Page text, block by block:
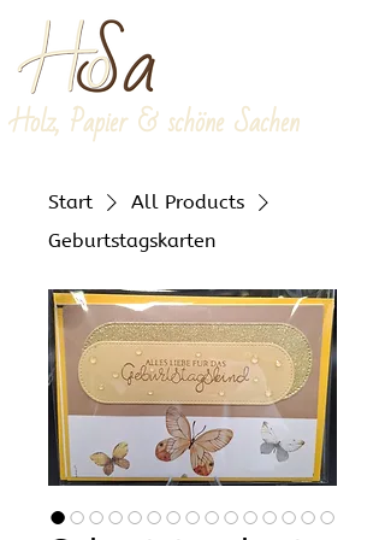
Holz, Papier & schöne Sachen
Start
All Products
Geburtstagskarten